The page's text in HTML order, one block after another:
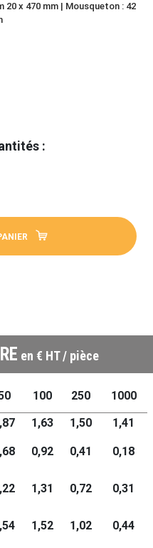
x 470 mm | Mousqueton : 42
:
en € HT / pièce
100 250 1000
1,63 1,50
1,41
0,92 0,41 0,18
1,31 0,72 0,31
1,52 1,02 0,44